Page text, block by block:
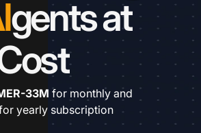
gents at
33M for monthly and
yearly subscription